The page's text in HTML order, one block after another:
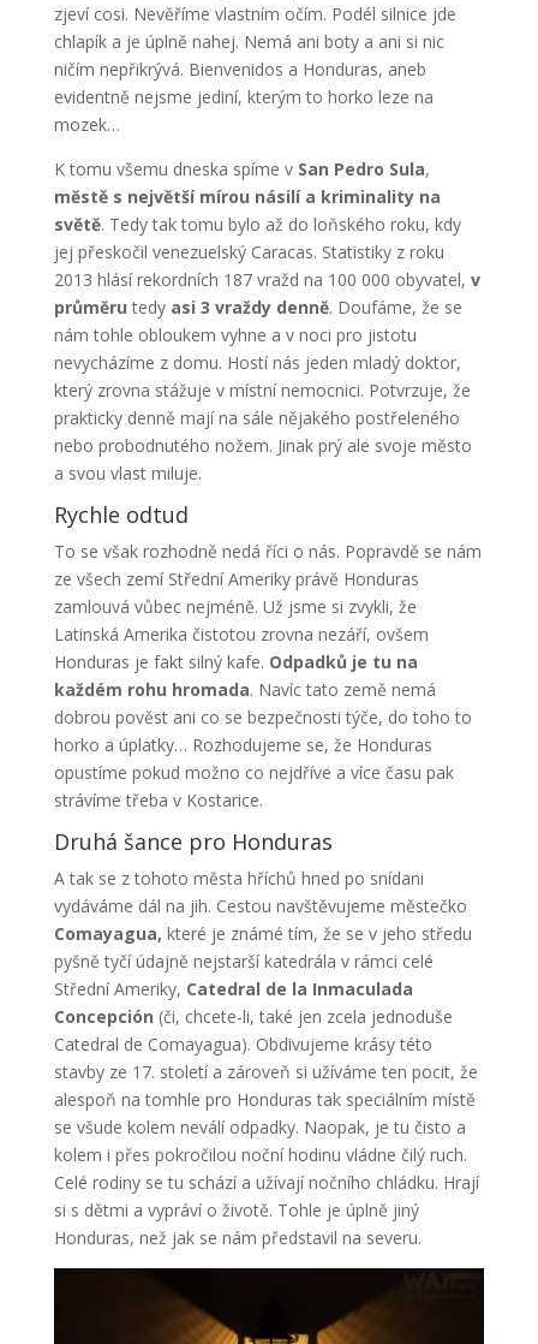
zjeví cosi. Nevěříme vlastním očím. Podél silnice jde
chlapík a je úplně nahej. Nemá ani boty a ani si nic
ničím nepřikrývá. Bienvenidos a Honduras, aneb
evidentně nejsme jediní, kterým to horko leze na
mozek…
K tomu všemu dneska spíme v San Pedro Sula,
městě s největší mírou násilí a kriminality na
světě. Tedy tak tomu bylo až do loňského roku, kdy
jej přeskočil venezuelský Caracas. Statistiky z roku
2013 hlásí rekordních 187 vražd na 100 000 obyvatel, v
průměru tedy asi 3 vraždy denně. Doufáme, že se
nám tohle obloukem vyhne a v noci pro jistotu
nevycházíme z domu. Hostí nás jeden mladý doktor,
který zrovna stážuje v místní nemocnici. Potvrzuje, že
prakticky denně mají na sále nějakého postřeleného
nebo probodnutého nožem. Jinak prý ale svoje město
a svou vlast miluje.
Rychle odtud
To se však rozhodně nedá říci o nás. Popravdě se nám
ze všech zemí Střední Ameriky právě Honduras
zamlouvá vůbec nejméně. Už jsme si zvykli, že
Latinská Amerika čistotou zrovna nezáří, ovšem
Honduras je fakt silný kafe. Odpadků je tu na
každém rohu hromada. Navíc tato země nemá
dobrou pověst ani co se bezpečnosti týče, do toho to
horko a úplatky… Rozhodujeme se, že Honduras
opustíme pokud možno co nejdříve a více času pak
strávíme třeba v Kostarice.
Druhá šance pro Honduras
A tak se z tohoto města hříchů hned po snídani
vydáváme dál na jih. Cestou navštěvujeme městečko
Comayagua, které je známé tím, že se v jeho středu
pyšně tyčí údajně nejstarší katedrála v rámci celé
Střední Ameriky, Catedral de la Inmaculada
Concepción (či, chcete-li, také jen zcela jednoduše
Catedral de Comayagua). Obdivujeme krásy této
stavby ze 17. století a zároveň si užíváme ten pocit, že
alespoň na tomhle pro Honduras tak speciálním místě
se všude kolem neválí odpadky. Naopak, je tu čisto a
kolem i přes pokročilou noční hodinu vládne čilý ruch.
Celé rodiny se tu schází a užívají nočního chládku. Hrají
si s dětmi a vypráví o životě. Tohle je úplně jiný
Honduras, než jak se nám představil na severu.